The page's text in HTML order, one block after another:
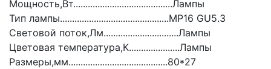
Мощность,Вт.........................................Лампы
Тип лампы.............................................MP16 GU5.3
Световой поток,Лм...............................Лампы
Цветовая температура,К.....................Лампы
Размеры,мм.........................................80*27